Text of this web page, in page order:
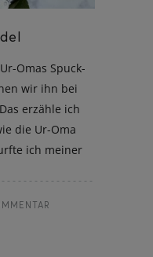
Omas Spuck-
wir ihn bei
erzähle ich
die Ur-Oma
ich meiner